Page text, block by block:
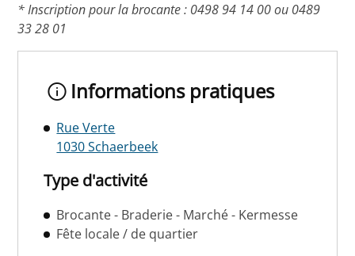
* Inscription pour la brocante : 0498 94 14 00 ou 0489
33 28 01
Informations pratiques
Rue Verte
1030 Schaerbeek
Type d'activité
Brocante - Braderie - Marché - Kermesse
Fête locale / de quartier